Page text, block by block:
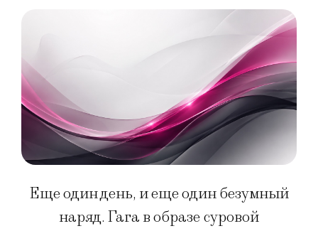
Еще один день, и еще один безумный
наряд. Гага в образе суровой